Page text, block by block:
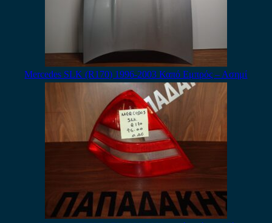
Mercedes SLK (R170) 1996-2003 Καπό Εμπρός – Ασημί